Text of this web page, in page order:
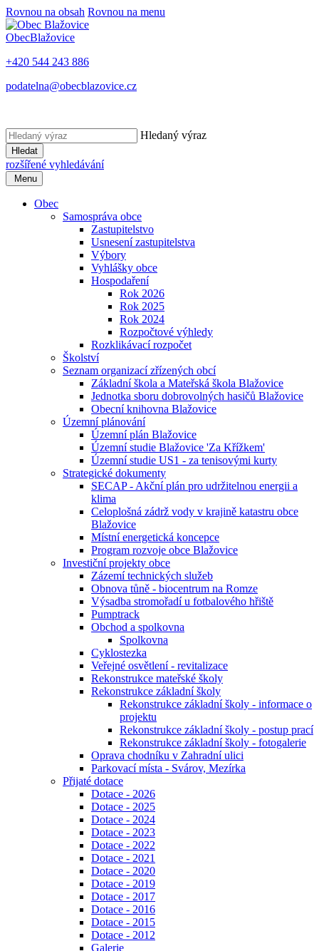
Rovnou na obsah Rovnou na menu
ObecBlažovice
+420 544 243 886
podatelna@obecblazovice.cz
Hledaný výraz
Hledat
rozšířené vyhledávání
Menu
Obec
Samospráva obce
Zastupitelstvo
Usnesení zastupitelstva
Výbory
Vyhlášky obce
Hospodaření
Rok 2026
Rok 2025
Rok 2024
Rozpočtové výhledy
Rozklikávací rozpočet
Školství
Seznam organizací zřízených obcí
Základní škola a Mateřská škola Blažovice
Jednotka sboru dobrovolných hasičů Blažovice
Obecní knihovna Blažovice
Územní plánování
Územní plán Blažovice
Územní studie Blažovice 'Za Křížkem'
Územní studie US1 - za tenisovými kurty
Strategické dokumenty
SECAP - Akční plán pro udržitelnou energii a
klima
Celoplošná zádrž vody v krajině katastru obce
Blažovice
Místní energetická koncepce
Program rozvoje obce Blažovice
Investiční projekty obce
Zázemí technických služeb
Obnova tůně - biocentrum na Romze
Výsadba stromořadí u fotbalového hřiště
Pumptrack
Obchod a spolkovna
Spolkovna
Cyklostezka
Veřejné osvětlení - revitalizace
Rekonstrukce mateřské školy
Rekonstrukce základní školy
Rekonstrukce základní školy - informace o
projektu
Rekonstrukce základní školy - postup prací
Rekonstrukce základní školy - fotogalerie
Oprava chodníku v Zahradní ulici
Parkovací místa - Svárov, Mezírka
Přijaté dotace
Dotace - 2026
Dotace - 2025
Dotace - 2024
Dotace - 2023
Dotace - 2022
Dotace - 2021
Dotace - 2020
Dotace - 2019
Dotace - 2017
Dotace - 2016
Dotace - 2015
Dotace - 2012
Galerie